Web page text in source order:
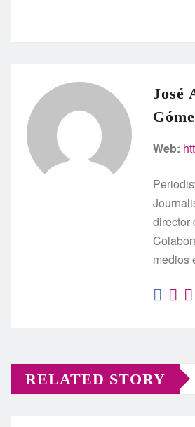
José
Web:
director
medios
RELATED STORY